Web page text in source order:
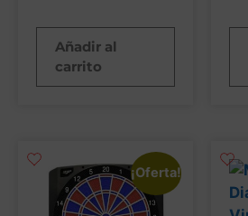
Añadir al
carrito
¡Oferta!